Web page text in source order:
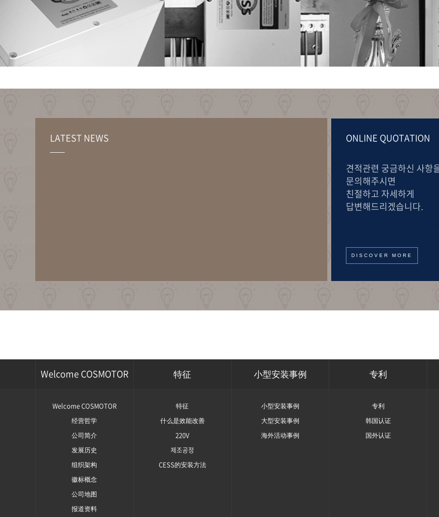
LATEST NEWS ONLINE QUOTATION
견적관련 궁금하신 사항
문의해주시면
친절하고 자세하게
답변해드리겠습니다.
DISCOVER MORE
Welcome COSMOTOR 特征 小型安装事例 专利
Welcome COSMOTOR
经营哲学
公司简介
发展历史
组织架构
徽标概念
公司地图
报道资料
特征
什么是效能改善
220V
제조공정
CESS的安装方法
小型安装事例
大型安装事例
海外活动事例
专利
韩国认证
国外认证